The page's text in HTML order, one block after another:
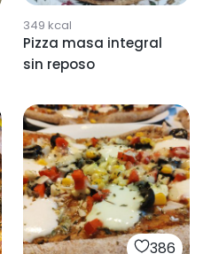
349 kcal
Pizza masa integral
sin reposo
386